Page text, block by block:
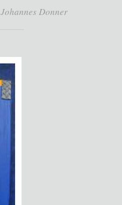
Johannes Donner